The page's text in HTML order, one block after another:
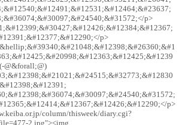
p>
p>
@&forall;@)
p>
column/thisweek/diary.cgi?
2.jpg"><img